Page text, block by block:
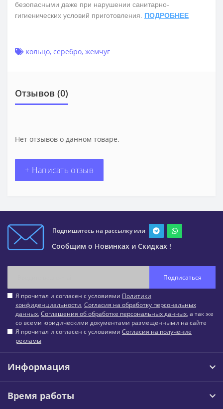
безопасными даже при нарушении санитарно-
гигиенических условий приготовления. ПОДРОБНЕЕ
кольцо, серебро, жемчуг
Отзывов (0)
Нет отзывов о данном товаре.
+ Написать отзыв
Подпишитесь на рассылку или
Сообщим о Новинках и Скидках !
Подписаться
Я прочитал и согласен с условиями Политики
конфиденциальности, Согласия на обработку персональных
данных, Соглашения об обработке персональных данных, а так же
со всеми юридическими документами размещенными на сайте
Я прочитал и согласен с условиями Согласия на получение
рекламы
Информация
Время работы